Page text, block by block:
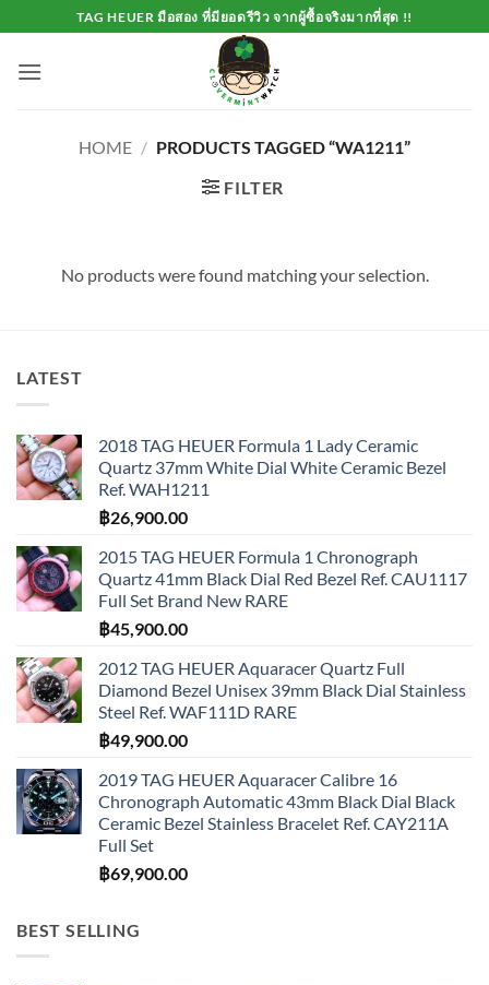
to
content
TAG HEUER มือสอง ที่มียอดรีวิว จากผู้ซื้อจริงมากที่สุด !!
HOME / PRODUCTS TAGGED “WA1211”
FILTER
No products were found matching your selection.
LATEST
2018 TAG HEUER Formula 1 Lady Ceramic
Quartz 37mm White Dial White Ceramic Bezel
Ref. WAH1211
฿26,900.00
2015 TAG HEUER Formula 1 Chronograph
Quartz 41mm Black Dial Red Bezel Ref. CAU1117
Full Set Brand New RARE
฿45,900.00
2012 TAG HEUER Aquaracer Quartz Full
Diamond Bezel Unisex 39mm Black Dial Stainless
Steel Ref. WAF111D RARE
฿49,900.00
2019 TAG HEUER Aquaracer Calibre 16
Chronograph Automatic 43mm Black Dial Black
Ceramic Bezel Stainless Bracelet Ref. CAY211A
Full Set
฿69,900.00
BEST SELLING